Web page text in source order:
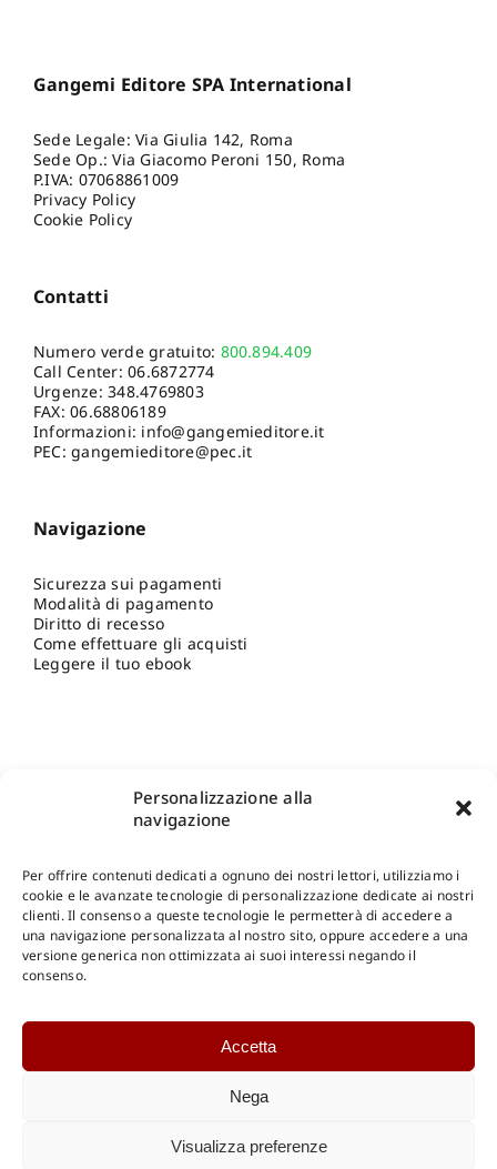
Personalizzazione alla
navigazione
Per offrire contenuti dedicati a ognuno dei nostri lettori, utilizziamo i
cookie e le avanzate tecnologie di personalizzazione dedicate ai nostri
clienti. Il consenso a queste tecnologie le permetterà di accedere a
una navigazione personalizzata al nostro sito, oppure accedere a una
versione generica non ottimizzata ai suoi interessi negando il
consenso.
Accetta
Nega
Visualizza preferenze
Gangemi Editore SPA International
Sede Legale: Via Giulia 142, Roma
Sede Op.: Via Giacomo Peroni 150, Roma
P.IVA: 07068861009
Privacy Policy
Cookie Policy
Contatti
Numero verde gratuito: 800.894.409
Call Center:06.6872774
Urgenze:348.4769803
FAX: 06.68806189
Informazioni: info@gangemieditore.it
PEC: gangemieditore@pec.it
Navigazione
Sicurezza sui pagamenti
Modalità di pagamento
Diritto di recesso
Come effettuare gli acquisti
Leggere il tuo ebook
Shop Gangemi Editore-Pagamenti Sicuri e anche Rateali
Catalogo Online
Catalogo Internazionale
DOWNLOAD
Catalogo Internazionale